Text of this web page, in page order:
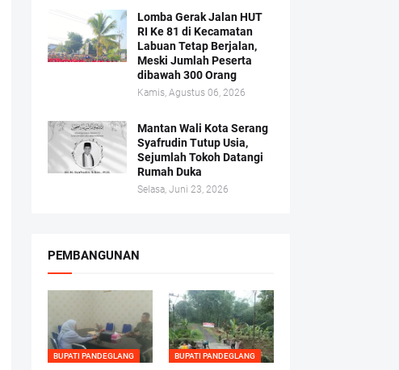
Lomba Gerak Jalan HUT
RI Ke 81 di Kecamatan
Labuan Tetap Berjalan,
Meski Jumlah Peserta
dibawah 300 Orang
Kamis, Agustus 06, 2026
Mantan Wali Kota Serang
Syafrudin Tutup Usia,
Sejumlah Tokoh Datangi
Rumah Duka
Selasa, Juni 23, 2026
PEMBANGUNAN
BUPATI PANDEGLANG BUPATI PANDEGLANG